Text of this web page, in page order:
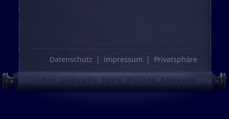
Datenschutz Impressum Privatsphäre